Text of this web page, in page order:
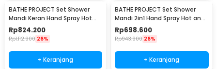
BATHE PROJECT Set Shower
Mandi Keran Hand Spray Hot
and Cold Water - Q3-WAY
Rp824.200
Rp1.112.900 26%
+ Keranjang
BATHE PROJECT Set Shower
Mandi 2in1 Hand Spray Hot and
Cold Water - Q2-WAY
Rp698.600
Rp943.900 26%
+ Keranjang